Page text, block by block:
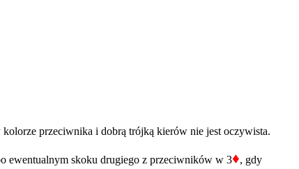
przeciwnika i dobrą trójką kierów nie jest oczywista.
ewentualnym skoku drugiego z przeciwników w 3♦, gdy